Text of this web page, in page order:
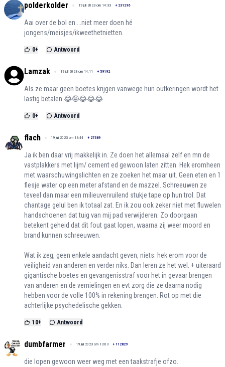
polderkolder 19 juli 2023 om 14:33 + 231296
Aai over de bol en....niet meer doen hé
jongens/meisjes/ikweethetnietten.
0+ Antwoord
Lamzak 19 juli 2023 om 14:11 + 59192
Als ze maar geen boetes krijgen vanwege hun outkeringen wordt het
lastig betalen 😂🤪😂😂😂
0+ Antwoord
flach 19 juli 2023 om 13:44 + 27389
Ja ik ben daar vrij makkelijk in. Ze doen het allemaal zelf en mn de
vastplakkers met lijm/ cement ed gewoon laten zitten. Hek eromheen
met waarschuwingslichten en ze zoeken het maar uit. Geen eten en 1
flesje water op een meter afstand en de mazzel. Schreeuwen ze
teveel dan maar een milieuvervuilend stukje tape op hun trol. Dat
chantage gelul ben ik totaal zat. En ik zou ook zeker niet met fluwelen
handschoenen dat tuig van mij pad verwijderen. Zo doorgaan
betekent geheid dat dit fout gaat lopen, waarna zij weer moord en
brand kunnen schreeuwen.
Wat ik zeg, geen enkele aandacht geven, niets. hek erom voor de
veiligheid van anderen en verder niks. Dan leren ze het wel. + uiteraard
gigantische boetes en gevangenisstraf voor het in gevaar brengen
van anderen en de vernielingen en evt zorg die ze daarna nodig
hebben voor de volle 100% in rekening brengen. Rot op met die
achterlijke psychedelische gekken.
10+ Antwoord
dumbfarmer 19 juli 2023 om 13:03 + 112829
die lopen gewoon weer weg met een taakstrafje ofzo.